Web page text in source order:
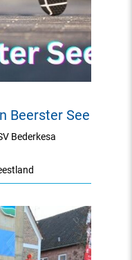
Beerster See
Bederkesa